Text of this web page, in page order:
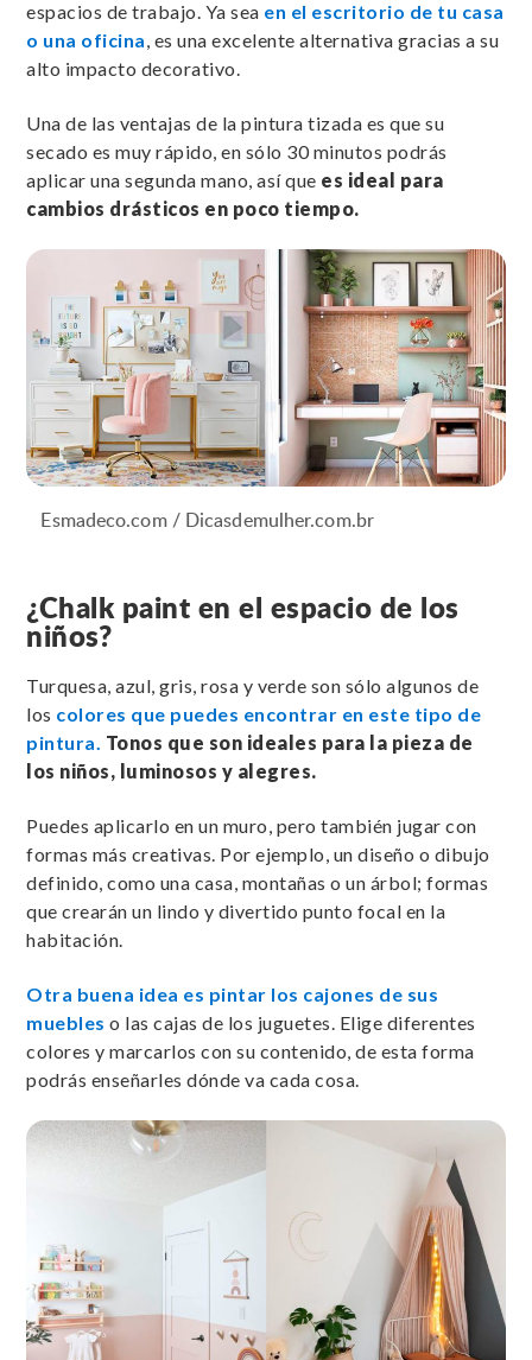
espacios de trabajo. Ya sea en el escritorio de tu casa
o una oficina , es una excelente alternativa gracias a su
alto impacto decorativo.
Una de las ventajas de la pintura tizada es que su
secado es muy rápido, en sólo 30 minutos podrás
aplicar una segunda mano, así que es ideal para
cambios drásticos en poco tiempo.
Esmadeco.com / Dicasdemulher.com.br
¿Chalk paint en el espacio de los
niños?
Turquesa, azul, gris, rosa y verde son sólo algunos de
los colores que puedes encontrar en este tipo de
pintura. Tonos que son ideales para la pieza de
los niños, luminosos y alegres.
Puedes aplicarlo en un muro, pero también jugar con
formas más creativas. Por ejemplo, un diseño o dibujo
definido, como una casa, montañas o un árbol; formas
que crearán un lindo y divertido punto focal en la
habitación.
Otra buena idea es pintar los cajones de sus
muebles o las cajas de los juguetes. Elige diferentes
colores y marcarlos con su contenido, de esta forma
podrás enseñarles dónde va cada cosa.